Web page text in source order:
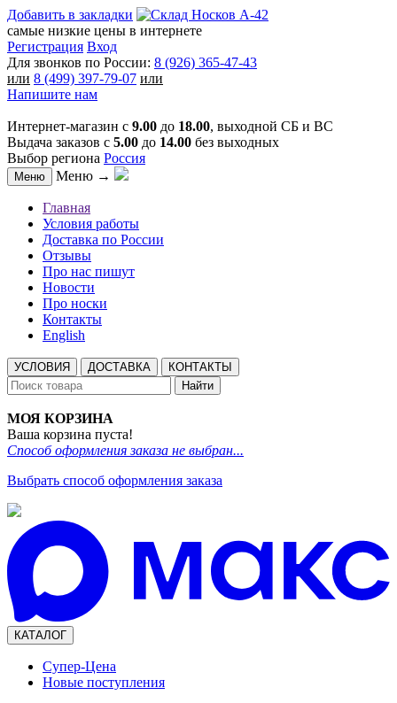
Добавить в закладки
самые низкие цены в интернете
Регистрация Вход
Для звонков по России: 8 (926) 365-47-43
или 8 (499) 397-79-07 или
Напишите нам
Интернет-магазин с 9.00 до 18.00, выходной СБ и ВС
Выдача заказов с 5.00 до 14.00 без выходных
Выбор региона Россия
Меню Меню →
Главная
Условия работы
Доставка по России
Отзывы
Про нас пишут
Новости
Про носки
Контакты
English
УСЛОВИЯ ДОСТАВКА
КОНТАКТЫ
Найти
МОЯ КОРЗИНА
Ваша корзина пуста!
Способ оформления заказа не выбран...
Выбрать способ оформления заказа
КАТАЛОГ
Супер-Цена
Новые поступления